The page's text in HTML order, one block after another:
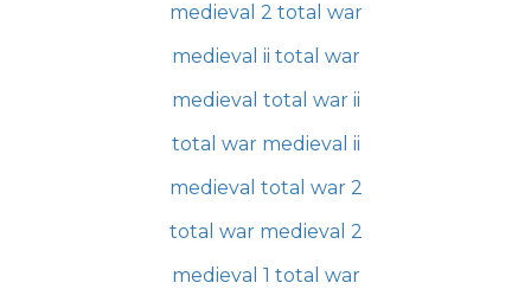
medieval 2 total war
medieval ii total war
medieval total war ii
total war medieval ii
medieval total war 2
total war medieval 2
medieval 1 total war